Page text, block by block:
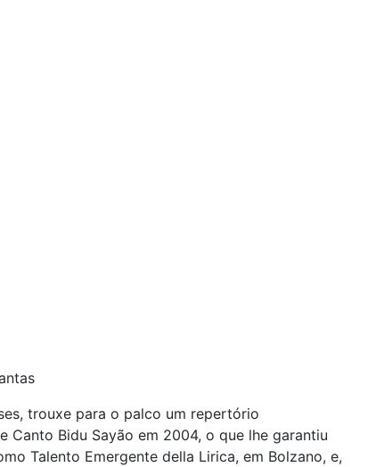
trouxe para o palco um repertório
Canto Bidu Sayão em 2004, o que lhe garantiu
Talento Emergente della Lirica, em Bolzano, e,